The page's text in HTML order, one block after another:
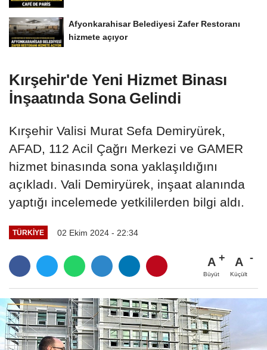
Afyonkarahisar Belediyesi Zafer Restoranı
hizmete açıyor
Kırşehir'de Yeni Hizmet Binası
İnşaatında Sona Gelindi
Kırşehir Valisi Murat Sefa Demiryürek,
AFAD, 112 Acil Çağrı Merkezi ve GAMER
hizmet binasında sona yaklaşıldığını
açıkladı. Vali Demiryürek, inşaat alanında
yaptığı incelemede yetkililerden bilgi aldı.
TÜRKIYE 02 Ekim 2024 - 22:34
A
Büyüt
A
Küçült